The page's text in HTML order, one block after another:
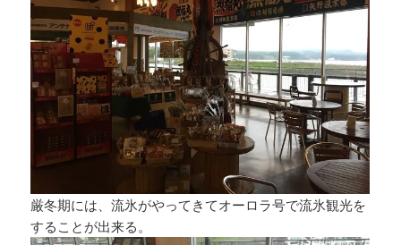
厳冬期には、流氷がやってきてオーロラ号で流氷観光を
することが出来る。